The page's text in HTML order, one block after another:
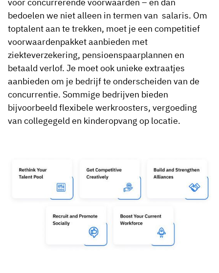
bedoelen we niet alleen in termen van salaris. Om
toptalent aan te trekken, moet je een competitief
voorwaardenpakket aanbieden met
ziekteverzekering, pensioenspaarplannen en
betaald verlof. Je moet ook unieke extraatjes
aanbieden om je bedrijf te onderscheiden van de
concurrentie. Sommige bedrijven bieden
bijvoorbeeld flexibele werkroosters, vergoeding
van collegegeld en kinderopvang op locatie.